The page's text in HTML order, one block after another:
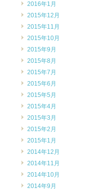
2016年1月
2015年12月
2015年11月
2015年10月
2015年9月
2015年8月
2015年7月
2015年6月
2015年5月
2015年4月
2015年3月
2015年2月
2015年1月
2014年12月
2014年11月
2014年10月
2014年9月